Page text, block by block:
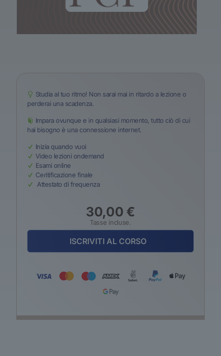
Studia al tuo ritmo! Non sarai mai in ritardo a lezione o
perderai una scadenza.
Impara ovunque e in qualsiasi momento, tutto ciò di cui
hai bisogno è una connessione internet.
Inizia quando vuoi
Video lezioni ondemand
Esami online
Ceritificazione finale
Attestato di frequenza
30,00 €
Tasse incluse.
ISCRIVITI AL CORSO